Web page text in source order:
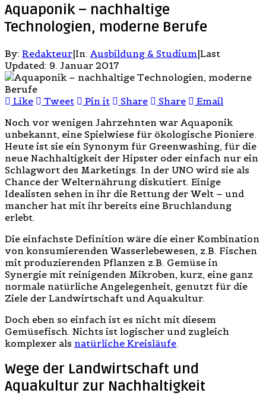
Aquaponik – nachhaltige
Technologien, moderne Berufe
By: Redakteur|In: Ausbildung & Studium |Last
Updated: 9. Januar 2017
Like Tweet Pin it Share Share
Email
Noch vor wenigen Jahrzehnten war Aquaponik
unbekannt, eine Spielwiese für ökologische Pioniere.
Heute ist sie ein Synonym für Greenwashing, für die
neue Nachhaltigkeit der Hipster oder einfach nur ein
Schlagwort des Marketings. In der UNO wird sie als
Chance der Welternährung diskutiert. Einige
Idealisten sehen in ihr die Rettung der Welt – und
mancher hat mit ihr bereits eine Bruchlandung
erlebt.
Die einfachste Definition wäre die einer Kombination
von konsumierenden Wasserlebewesen, z.B. Fischen
mit produzierenden Pflanzen z.B. Gemüse in
Synergie mit reinigenden Mikroben, kurz, eine ganz
normale natürliche Angelegenheit, genutzt für die
Ziele der Landwirtschaft und Aquakultur.
Doch eben so einfach ist es nicht mit diesem
Gemüsefisch. Nichts ist logischer und zugleich
komplexer als natürliche Kreisläufe.
Wege der Landwirtschaft und
Aquakultur zur Nachhaltigkeit